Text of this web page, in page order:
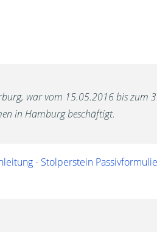
war vom 15.05.2016 bis zum
in Hamburg beschäftigt.
- Stolperstein